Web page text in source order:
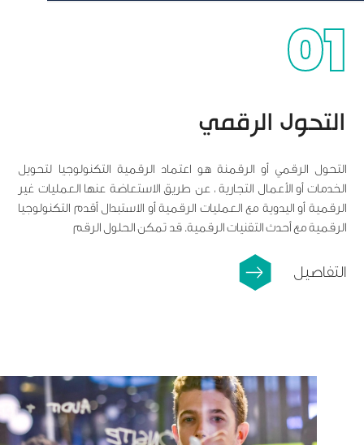
01
التحول الرقمي
التحول الرقمي أو الرقمنة هو اعتماد الرقمية التكنولوجيا لتحويل
الخدمات أو الأعمال التجارية ، عن طريق الاستعاضة عنها العمليات غير
الرقمية أو اليدوية مع العمليات الرقمية أو الاستبدال أقدم التكنولوجيا
الرقمية مع أحدث التقنيات الرقمية. قد تمكن الحلول الرقم
التفاصيل